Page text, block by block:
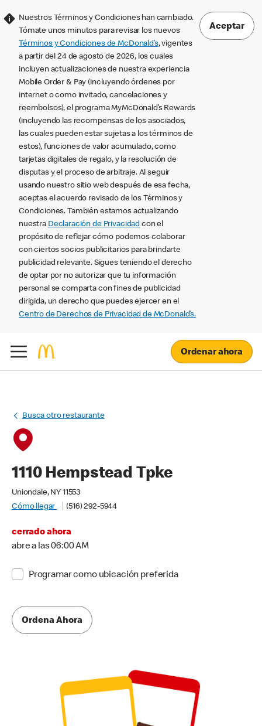
Nuestros Términos y Condiciones han cambiado.
Tómate unos minutos para revisar los nuevos
Términos y Condiciones de McDonald’s, vigentes
a partir del 24 de agosto de 2026, los cuales
incluyen actualizaciones de nuestra experiencia
Mobile Order & Pay (incluyendo órdenes por
internet o como invitado, cancelaciones y
reembolsos), el programa MyMcDonald’s Rewards
(incluyendo las recompensas de los asociados,
las cuales pueden estar sujetas a los términos de
estos), funciones de valor acumulado, como
tarjetas digitales de regalo, y la resolución de
disputas y el proceso de arbitraje. Al seguir
usando nuestro sitio web después de esa fecha,
aceptas el acuerdo revisado de los Términos y
Condiciones. También estamos actualizando
nuestra Declaración de Privacidad con el
propósito de reflejar cómo podemos colaborar
con ciertos socios publicitarios para brindarte
publicidad relevante. Sigues teniendo el derecho
de optar por no autorizar que tu información
personal se comparta con fines de publicidad
dirigida, un derecho que puedes ejercer en el
Centro de Derechos de Privacidad de McDonald’s.
Aceptar
Ordenar ahora
Busca otro restaurante
1110 Hempstead Tpke
Uniondale, NY 11553
Cómo llegar
(516) 292-5944
cerrado ahora
abre a las 06:00 AM
Programar como ubicación preferida
Ordena Ahora